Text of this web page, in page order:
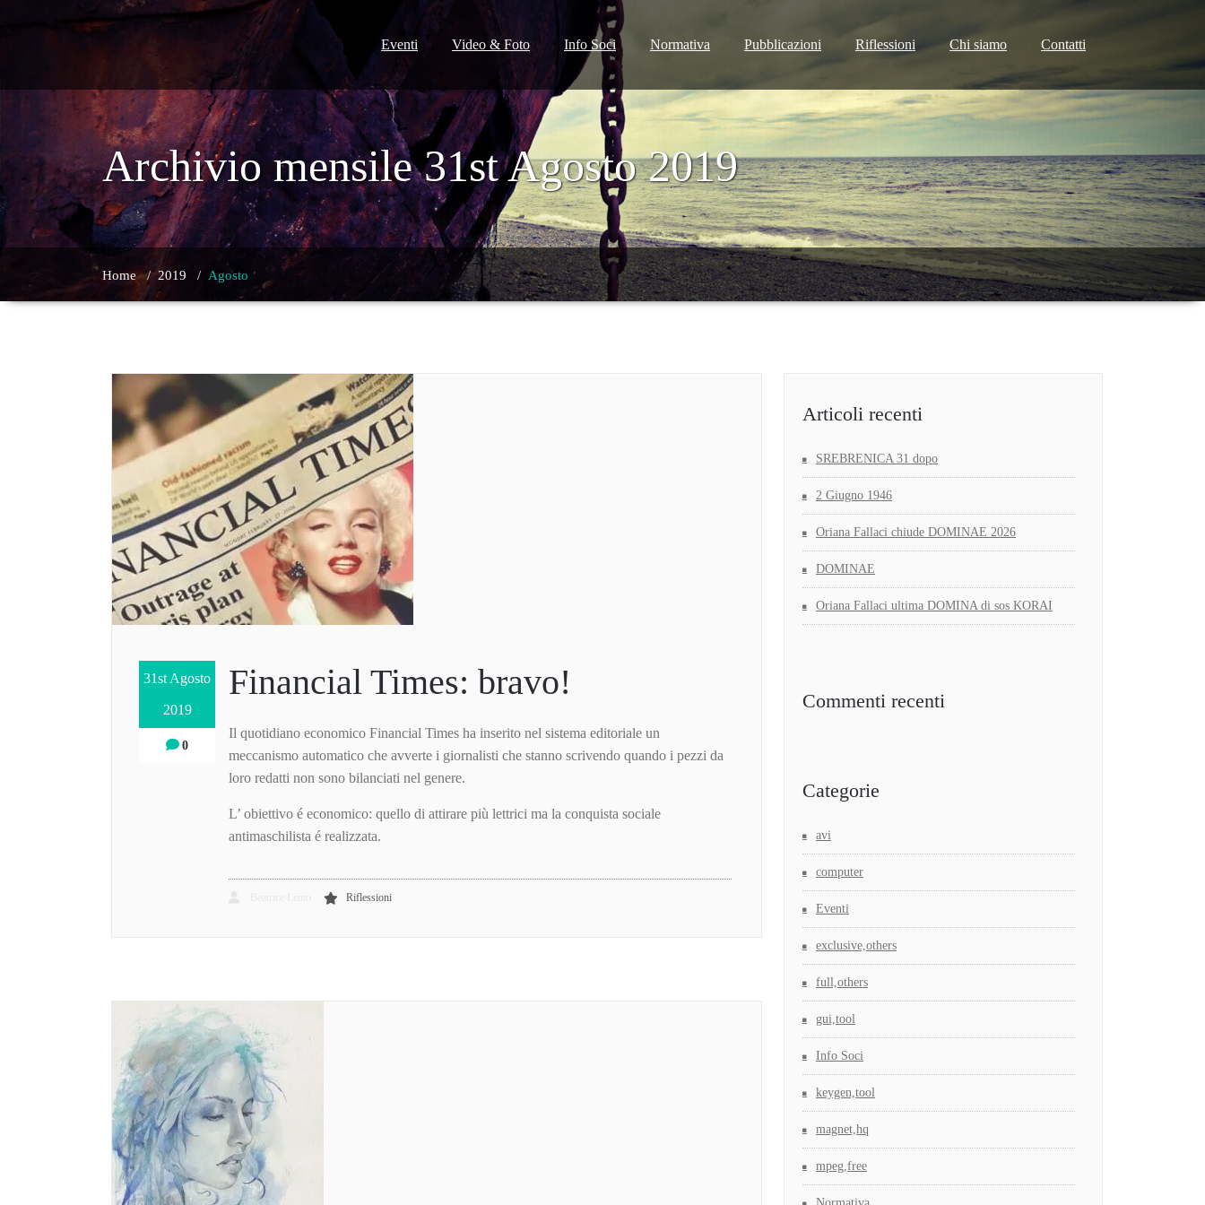
Eventi Video & Foto Info Soci Normativa Pubblicazioni Riflessioni Chi siamo Contatti
Archivio mensile 31st Agosto 2019
Home/2019 / Agosto
31st Agosto
2019
0
Financial Times: bravo!
Il quotidiano economico Financial Times ha inserito nel sistema editoriale un
meccanismo automatico che avverte i giornalisti che stanno scrivendo quando i pezzi da
loro redatti non sono bilanciati nel genere.
L’ obiettivo é economico: quello di attirare più lettrici ma la conquista sociale
antimaschilista é realizzata.
Riflessioni
Articoli recenti
SREBRENICA 31 dopo
2 Giugno 1946
Oriana Fallaci chiude DOMINAE 2026
DOMINAE
Oriana Fallaci ultima DOMINA di sos KORAI
Commenti recenti
Categorie
avi
computer
Eventi
exclusive,others
full,others
gui,tool
Info Soci
keygen,tool
magnet,hq
mpeg,free